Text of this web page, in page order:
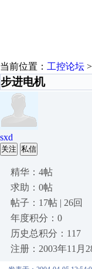
当前位置： 工控论坛 >
步进电机
sxd
关注 私信
精华：4帖
求助：0帖
帖子：17帖 | 26回
年度积分：0
历史总积分：117
注册：2003年11月